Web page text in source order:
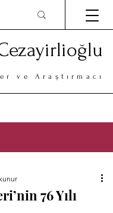
ve Araştırmacı
76 Yılı